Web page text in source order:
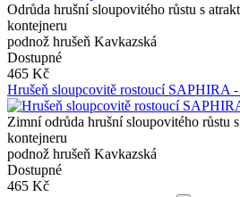
Odrůda hrušní sloupovitého růstu s
kontejneru
podnož hrušeň Kavkazská
Dostupné
465 Kč
Hrušeň sloupcovitě rostoucí SAPHIRA
Zimní odrůda hrušní sloupovitého růstu
kontejneru
podnož hrušeň Kavkazská
Dostupné
465 Kč